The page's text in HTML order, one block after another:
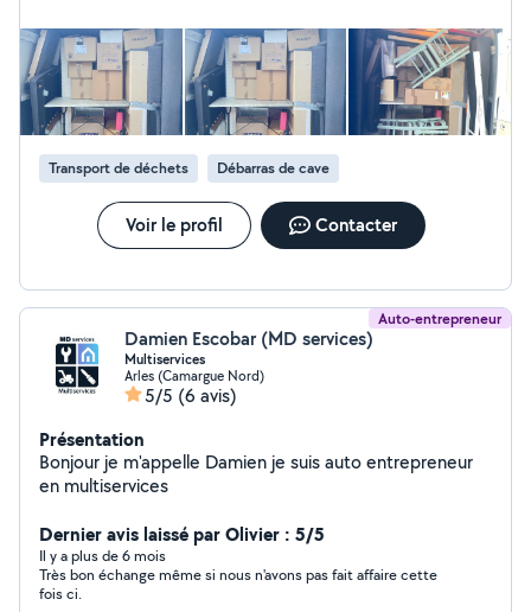
jardin équipé avec matériel.
Transport de déchets Débarras de cave
Voir le profil Contacter
Auto-entrepreneur
Damien Escobar (MD services)
Multiservices
Arles (Camargue Nord)
5/5 (6 avis)
Présentation
Bonjour je m'appelle Damien je suis auto entrepreneur
en multiservices
Dernier avis laissé par Olivier : 5/5
Il y a plus de 6 mois
Très bon échange même si nous n'avons pas fait affaire cette
fois ci.